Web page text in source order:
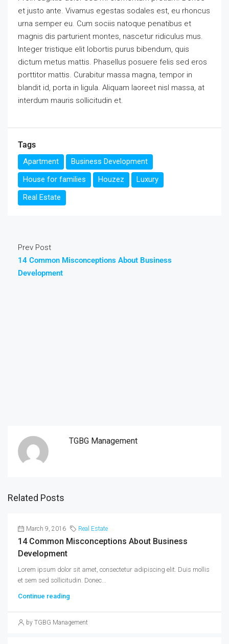
et justo ante. Vivamus egestas sodales est, eu rhoncus
urna semper eu. Cum sociis natoque penatibus et
magnis dis parturient montes, nascetur ridiculus mus.
Integer tristique elit lobortis purus bibendum, quis
dictum metus mattis. Phasellus posuere felis sed eros
porttitor mattis. Curabitur massa magna, tempor in
blandit id, porta in ligula. Aliquam laoreet nisl massa, at
interdum mauris sollicitudin et.
Tags
Apartment
Business Development
House for families
Houzez
Luxury
Real Estate
Prev Post
14 Common Misconceptions About Business
Development
TGBG Management
Related Posts
March 9, 2016 Real Estate
14 Common Misconceptions About Business
Development
Lorem ipsum dolor sit amet, consectetur adipiscing elit. Duis mollis
et sem sed sollicitudin. Donec...
Continue reading
by TGBG Management